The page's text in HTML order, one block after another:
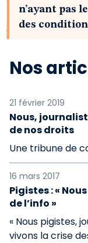
n’ayant pas
des
Nos
21 février 2019
Nous,
de nos droits
Une tribune de
16 mars 2017
Pigistes : «
de l’info »
« Nous pigistes,
vivons la crise